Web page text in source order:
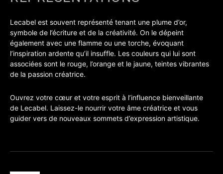
Lecabel est souvent représenté tenant une plume d’or,
symbole de l’écriture et de la créativité. On le dépeint
également avec une flamme ou une torche, évoquant
l’inspiration ardente qu’il insuffle. Les couleurs qui lui sont
associées sont le rouge, l’orange et le jaune, teintes vibrantes
de la passion créatrice.
Ouvrez votre cœur et votre esprit à l’influence bienveillante
de Lecabel. Laissez-le nourrir votre âme créatrice et vous
guider vers de nouveaux sommets d’expression artistique.